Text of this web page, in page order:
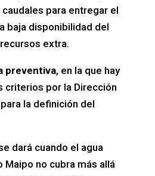
para entregar el
baja disponibilidad del
extra.
preventiva, en la que hay
criterios por la Dirección
la definición del
dará cuando el agua
Maipo no cubra más allá